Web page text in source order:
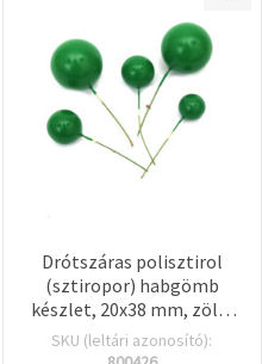
Drótszáras polisztirol
(sztiropor) habgömb
készlet, 20x38 mm, zöld,
20 db
SKU (leltári azonosító):